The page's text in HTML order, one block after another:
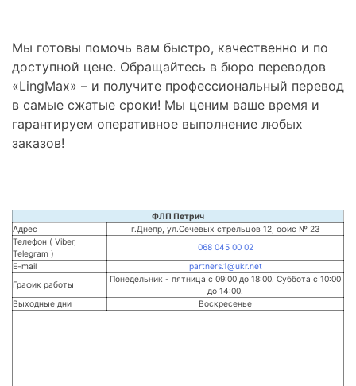
Мы готовы помочь вам быстро, качественно и по
доступной цене. Обращайтесь в бюро переводов
«LingMax» – и получите профессиональный перевод
в самые сжатые сроки! Мы ценим ваше время и
гарантируем оперативное выполнение любых
заказов!
ФЛП Петрич
Адрес
г.Днепр, ул.Сечевых стрельцов 12, офис № 23
Телефон ( Viber,
Telegram )
068 045 00 02
E-mail
partners.1@ukr.net
График работы
Понедельник - пятница с 09:00 до 18:00. Суббота с 10:00
до 14:00.
Выходные дни
Воскресенье